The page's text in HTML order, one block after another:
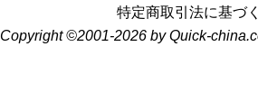
特定商取引法に基づ
Copyright ©2001-2026 by Quick-